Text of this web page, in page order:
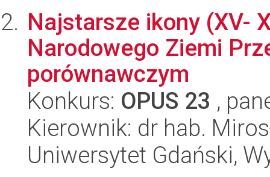
Najstarsze ikony (XV-
Narodowego Ziemi
porównawczym
Konkurs: OPUS 23 ,
Kierownik: dr hab.
Uniwersytet Gdański,